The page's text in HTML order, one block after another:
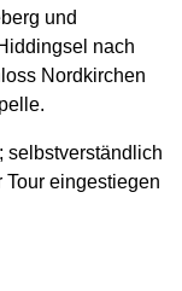
und
nach
Nordkirchen
selbstverständlich
eingestiegen